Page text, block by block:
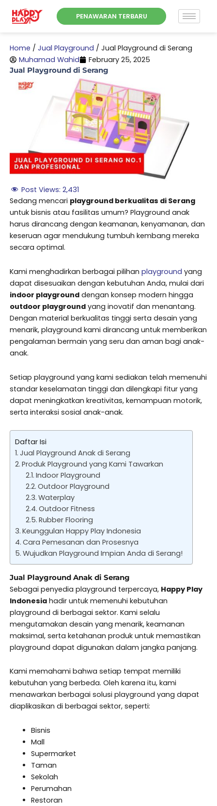
PENAWARAN TERBARU
Home / Jual Playground / Jual Playground di Serang
Muhamad Wahid
February 25, 2025
Jual Playground di Serang
Post Views: 2,431
Sedang mencari playground berkualitas di Serang
untuk bisnis atau fasilitas umum? Playground anak
harus dirancang dengan keamanan, kenyamanan, dan
keseruan agar mendukung tumbuh kembang mereka
secara optimal.
Kami menghadirkan berbagai pilihan playground yang
dapat disesuaikan dengan kebutuhan Anda, mulai dari
indoor playground dengan konsep modern hingga
outdoor playground yang inovatif dan menantang.
Dengan material berkualitas tinggi serta desain yang
menarik, playground kami dirancang untuk memberikan
pengalaman bermain yang seru dan aman bagi anak-
anak.
Setiap playground yang kami sediakan telah memenuhi
standar keselamatan tinggi dan dilengkapi fitur yang
dapat meningkatkan kreativitas, kemampuan motorik,
serta interaksi sosial anak-anak.
Daftar Isi
Jual Playground Anak di Serang
Produk Playground yang Kami Tawarkan
Indoor Playground
Outdoor Playground
Waterplay
Outdoor Fitness
Rubber Flooring
Keunggulan Happy Play Indonesia
Cara Pemesanan dan Prosesnya
Wujudkan Playground Impian Anda di Serang!
Jual Playground Anak di Serang
Sebagai penyedia playground terpercaya, Happy Play
Indonesia hadir untuk memenuhi kebutuhan
playground di berbagai sektor. Kami selalu
mengutamakan desain yang menarik, keamanan
maksimal, serta ketahanan produk untuk memastikan
playground dapat digunakan dalam jangka panjang.
Kami memahami bahwa setiap tempat memiliki
kebutuhan yang berbeda. Oleh karena itu, kami
menawarkan berbagai solusi playground yang dapat
diaplikasikan di berbagai sektor, seperti:
Bisnis
Mall
Supermarket
Taman
Sekolah
Perumahan
Restoran